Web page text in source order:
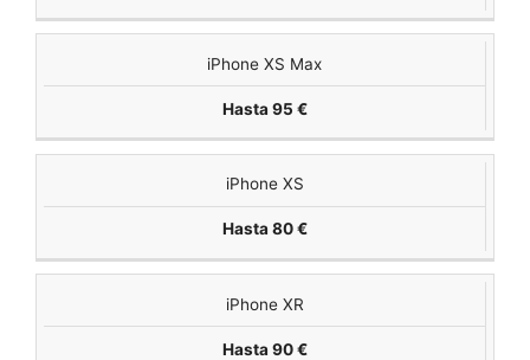
iPhone XS Max
Hasta 95 €
iPhone XS
Hasta 80 €
iPhone XR
Hasta 90 €